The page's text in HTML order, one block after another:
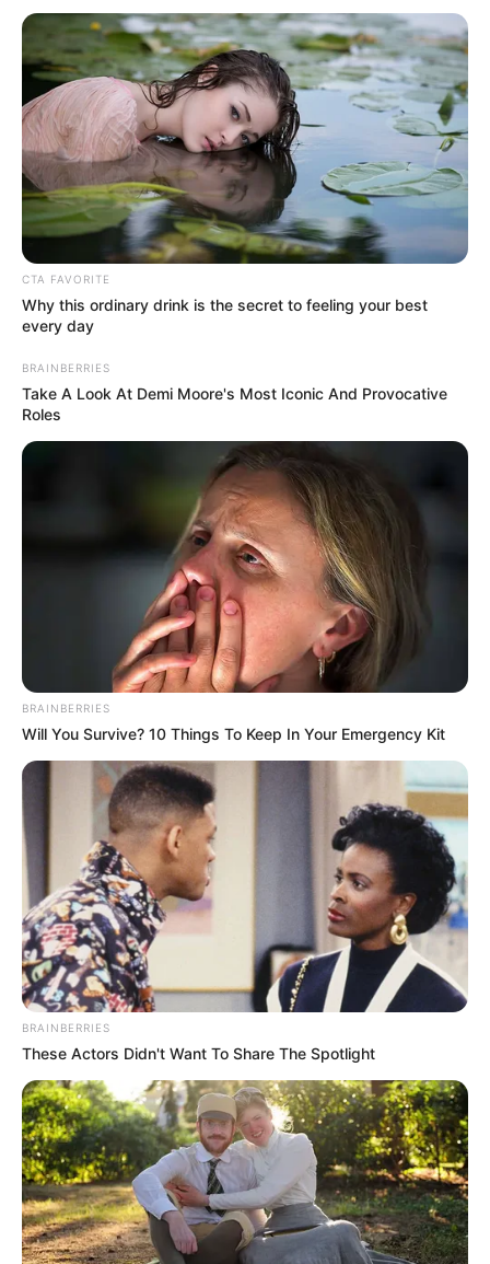
CTA FAVORITE
Why this ordinary drink is the secret to feeling your best
every day
BRAINBERRIES
Take A Look At Demi Moore's Most Iconic And Provocative
Roles
BRAINBERRIES
Will You Survive? 10 Things To Keep In Your Emergency Kit
BRAINBERRIES
These Actors Didn't Want To Share The Spotlight